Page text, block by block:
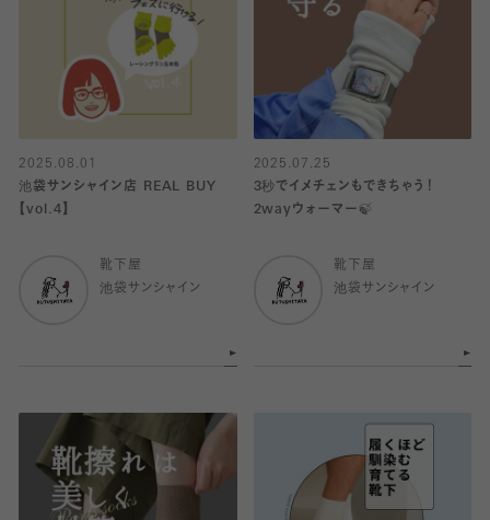
2025.08.01
池袋サンシャイン店 REAL BUY
【vol.4】
靴下屋
池袋サンシャイン
2025.07.25
3秒でイメチェンもできちゃう！
2wayウォーマー🍃
靴下屋
池袋サンシャイン